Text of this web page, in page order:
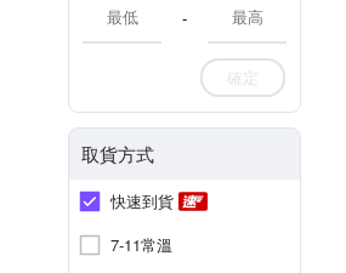
-
確定
取貨方式
快速到貨
7-11常溫